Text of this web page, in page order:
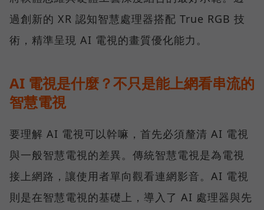
過創新的 XR 認知智慧處理器搭配 True RGB 技
術，精準呈現 AI 電視的畫質優化能力。
AI 電視是什麼？不只是能上網看串流的
智慧電視
要理解 AI 電視可以幹嘛，首先必須釐清 AI 電視
與一般智慧電視的差異。傳統智慧電視是為電視
接上網路，讓使用者單向觀看連網影音。AI 電視
則是在智慧電視的基礎上，導入了 AI 處理器與先